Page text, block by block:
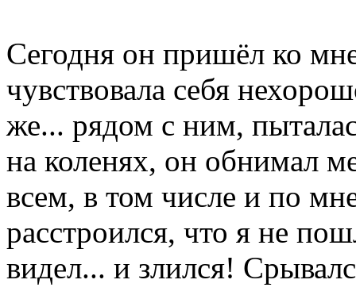
Сегодня он пришёл ко
чувствовала себя
же... рядом с ним,
на коленях, он обнимал
всем, в том числе и по
расстроился, что я не
видел... и злился!